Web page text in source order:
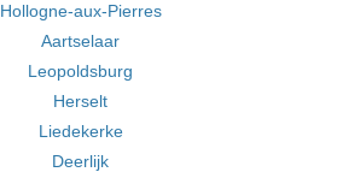
Hollogne-aux-Pierres
Aartselaar
Leopoldsburg
Herselt
Liedekerke
Deerlijk